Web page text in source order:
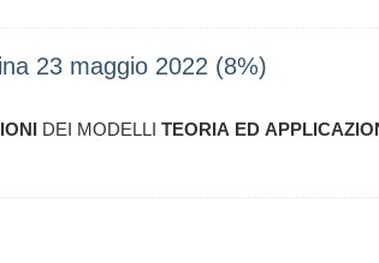
23 maggio 2022 (8%)
DEI MODELLI TEORIA ED